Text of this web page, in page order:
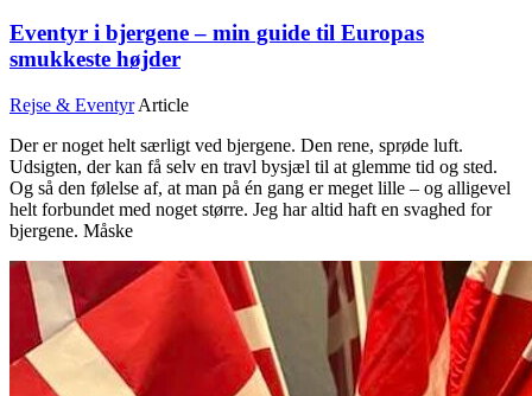
Eventyr i bjergene – min guide til Europas
smukkeste højder
Rejse & EventyrArticle
Der er noget helt særligt ved bjergene. Den rene, sprøde luft.
Udsigten, der kan få selv en travl bysjæl til at glemme tid og sted.
Og så den følelse af, at man på én gang er meget lille – og alligevel
helt forbundet med noget større. Jeg har altid haft en svaghed for
bjergene. Måske